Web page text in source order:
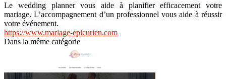
Le wedding planner vous aide à planifier efficacement votre
mariage. L’accompagnement d’un professionnel vous aide à réussir
votre événement.
https://www.mariage-epicurien.com
Dans la même catégorie